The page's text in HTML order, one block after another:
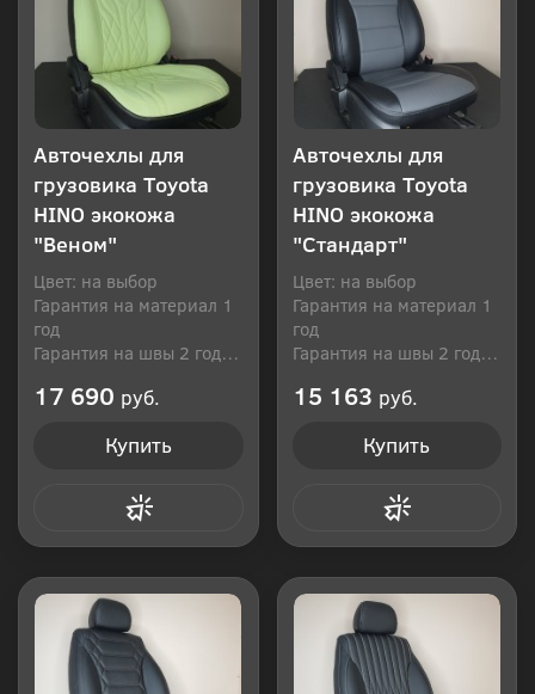
Авточехлы для
грузовика Toyota
HINO экокожа
"Веном"
Цвет: на выбор
Гарантия на материал 1
год
Гарантия на швы 2 года
17 690 руб.
Купить
Авточехлы для
грузовика Toyota
HINO экокожа
"Стандарт"
Цвет: на выбор
Гарантия на материал 1
год
Гарантия на швы 2 года
15 163 руб.
Купить